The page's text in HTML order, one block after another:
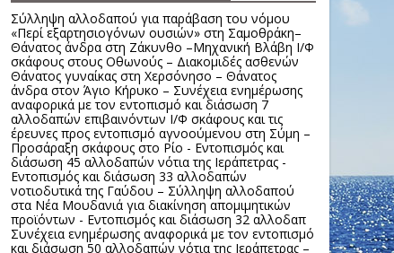
Σύλληψη αλλοδαπού για παράβαση του νόμου
«Περί εξαρτησιογόνων ουσιών» στη Σαμοθράκη–
Θάνατος άνδρα στη Ζάκυνθο –Μηχανική Βλάβη Ι/Φ
σκάφους στους Οθωνούς – Διακομιδές ασθενών
Θάνατος γυναίκας στη Χερσόνησο – Θάνατος
άνδρα στον Άγιο Κήρυκο – Συνέχεια ενημέρωσης
αναφορικά με τον εντοπισμό και διάσωση 7
αλλοδαπών επιβαινόντων Ι/Φ σκάφους και τις
έρευνες προς εντοπισμό αγνοούμενου στη Σύμη –
Προσάραξη σκάφους στο Ρίο - Εντοπισμός και
διάσωση 45 αλλοδαπών νότια της Ιεράπετρας -
Εντοπισμός και διάσωση 33 αλλοδαπών
νοτιοδυτικά της Γαύδου – Σύλληψη αλλοδαπού
στα Νέα Μουδανιά για διακίνηση απομιμητικών
προϊόντων - Εντοπισμός και διάσωση 32 αλλοδαπ
Συνέχεια ενημέρωσης αναφορικά με τον εντοπισμό
και διάσωση 50 αλλοδαπών νότια της Ιεράπετρας –